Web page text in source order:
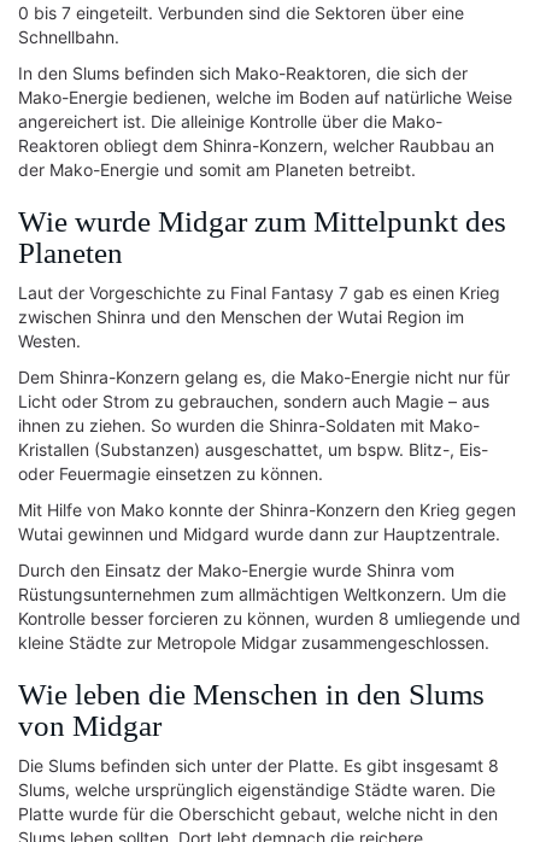
0 bis 7 eingeteilt. Verbunden sind die Sektoren über eine
Schnellbahn.
In den Slums befinden sich Mako-Reaktoren, die sich der
Mako-Energie bedienen, welche im Boden auf natürliche Weise
angereichert ist. Die alleinige Kontrolle über die Mako-
Reaktoren obliegt dem Shinra-Konzern, welcher Raubbau an
der Mako-Energie und somit am Planeten betreibt.
Wie wurde Midgar zum Mittelpunkt des
Planeten
Laut der Vorgeschichte zu Final Fantasy 7 gab es einen Krieg
zwischen Shinra und den Menschen der Wutai Region im
Westen.
Dem Shinra-Konzern gelang es, die Mako-Energie nicht nur für
Licht oder Strom zu gebrauchen, sondern auch Magie – aus
ihnen zu ziehen. So wurden die Shinra-Soldaten mit Mako-
Kristallen (Substanzen) ausgeschattet, um bspw. Blitz-, Eis-
oder Feuermagie einsetzen zu können.
Mit Hilfe von Mako konnte der Shinra-Konzern den Krieg gegen
Wutai gewinnen und Midgard wurde dann zur Hauptzentrale.
Durch den Einsatz der Mako-Energie wurde Shinra vom
Rüstungsunternehmen zum allmächtigen Weltkonzern. Um die
Kontrolle besser forcieren zu können, wurden 8 umliegende und
kleine Städte zur Metropole Midgar zusammengeschlossen.
Wie leben die Menschen in den Slums
von Midgar
Die Slums befinden sich unter der Platte. Es gibt insgesamt 8
Slums, welche ursprünglich eigenständige Städte waren. Die
Platte wurde für die Oberschicht gebaut, welche nicht in den
Slums leben sollten. Dort lebt demnach die reichere